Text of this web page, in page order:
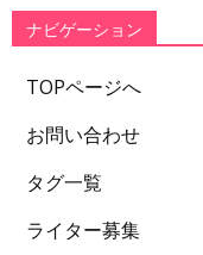
ー
ナビゲーション
TOPページへ
お問い合わせ
タグ一覧
ライター募集